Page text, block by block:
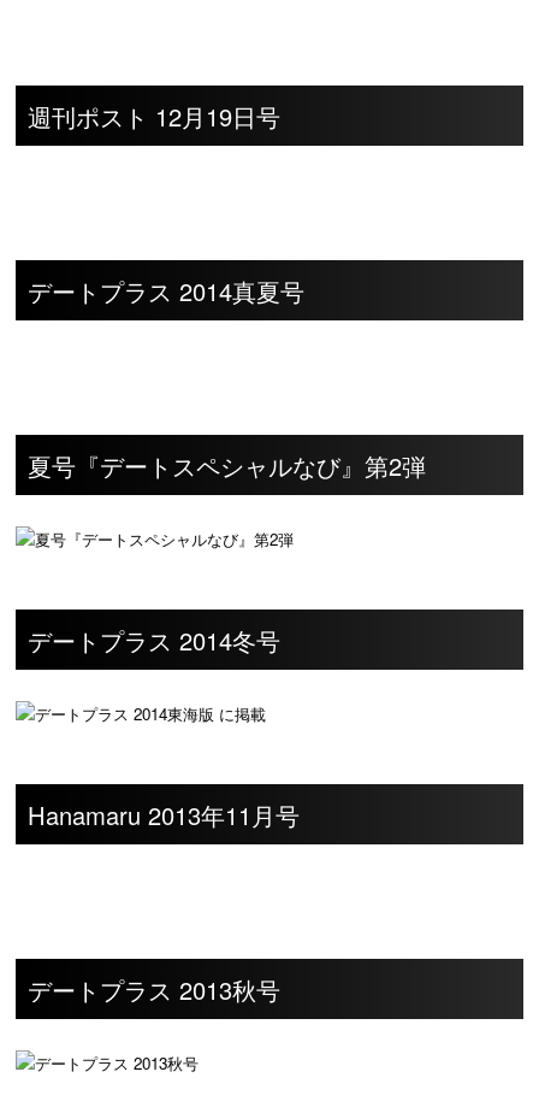
週刊ポスト 12月19日号
デートプラス 2014真夏号
夏号『デートスペシャルなび』第2弾
デートプラス 2014冬号
Hanamaru 2013年11月号
デートプラス 2013秋号